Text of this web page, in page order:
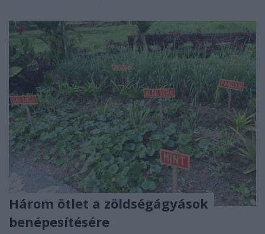
Három ötlet a zöldségágyások
benépesítésére